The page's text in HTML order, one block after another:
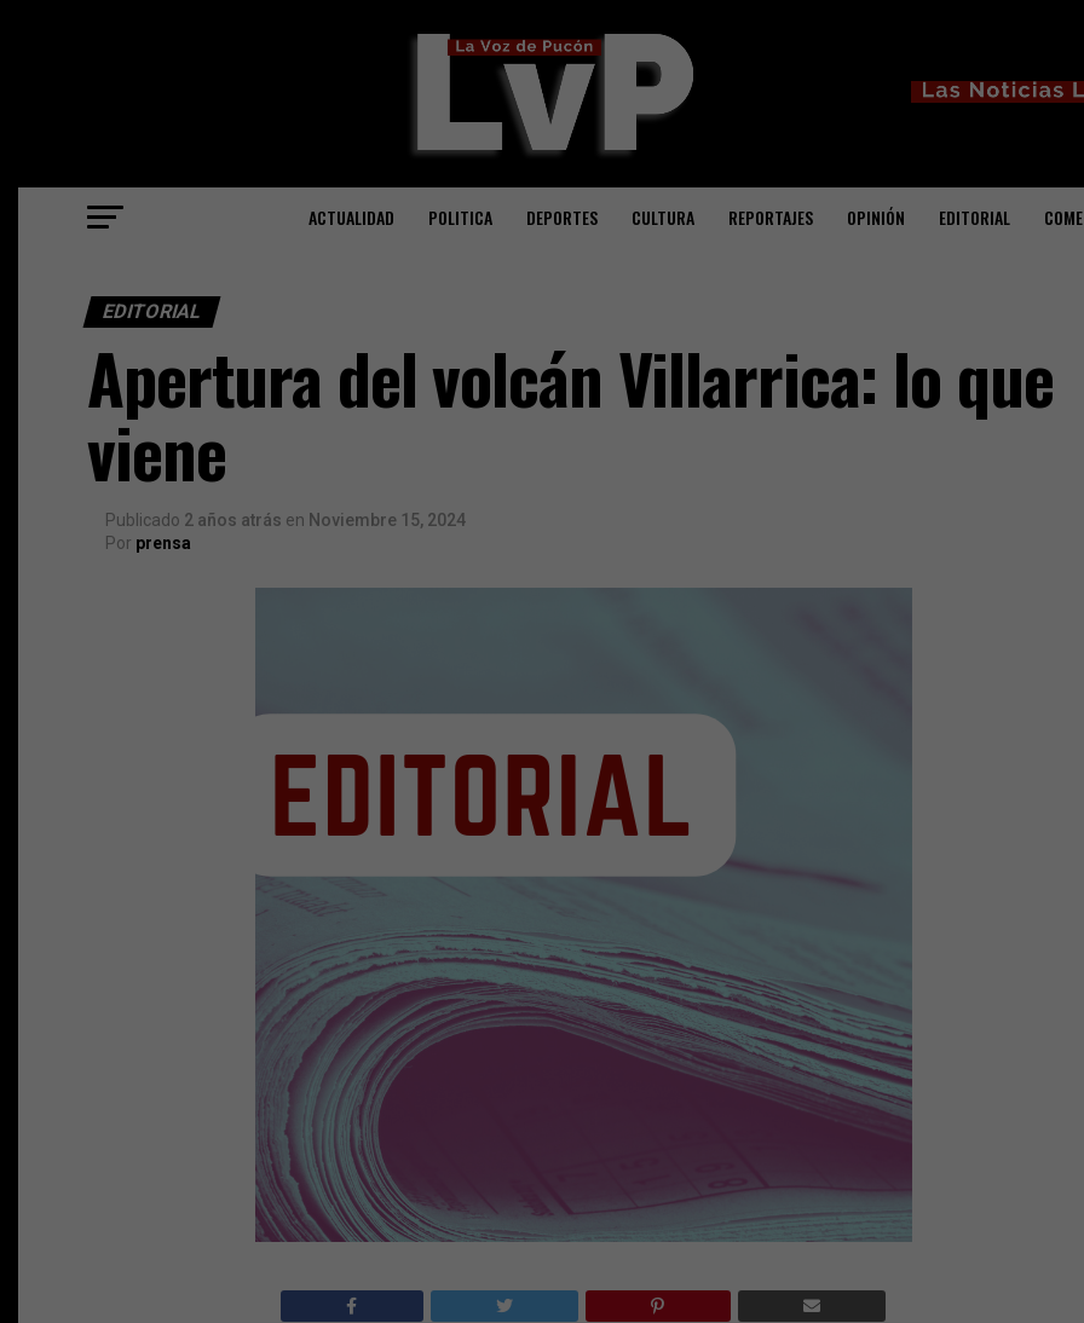
ACTUALIDAD POLITICA DEPORTES CULTURA REPORTAJES OPINIÓN EDITORIAL
EDITORIAL
Apertura del volcán Villarrica: lo que
viene
Publicado 2 años atrás en Noviembre 15, 2024
Por prensa